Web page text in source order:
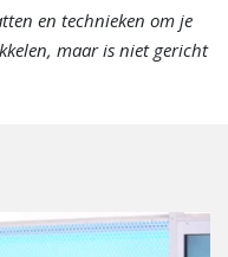
en technieken om je
maar is niet gericht